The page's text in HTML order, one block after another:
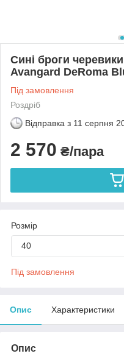
Сині броги
Avangard DeRoma
Під замовлення
Роздріб
Відправка з 11 серпня
2 570 ₴/пара
Розмір
40
Під замовлення
Опис Характеристики
Опис